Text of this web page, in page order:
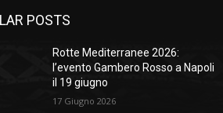
POSTS
Rotte Mediterranee 2026:
l’evento Gambero Rosso a Napoli
il 19 giugno
17 Giugno 2026